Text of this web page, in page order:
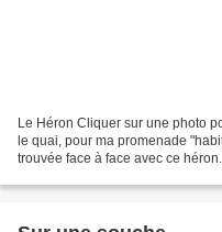
Le Héron Cliquer sur une photo
le quai, pour ma promenade
trouvée face à face avec ce